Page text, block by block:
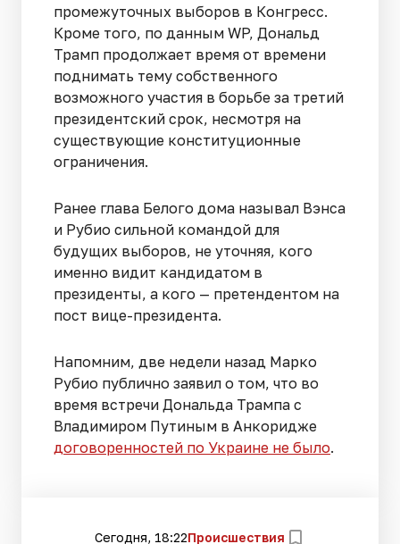
промежуточных выборов в Конгресс.
Кроме того, по данным WP, Дональд
Трамп продолжает время от времени
поднимать тему собственного
возможного участия в борьбе за третий
президентский срок, несмотря на
существующие конституционные
ограничения.
Ранее глава Белого дома называл Вэнса
и Рубио сильной командой для
будущих выборов, не уточняя, кого
именно видит кандидатом в
президенты, а кого — претендентом на
пост вице-президента.
Напомним, две недели назад Марко
Рубио публично заявил о том, что во
время встречи Дональда Трампа с
Владимиром Путиным в Анкоридже
договоренностей по Украине не было.
Сегодня, 18:22Происшествия